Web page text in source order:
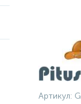
Артикул: